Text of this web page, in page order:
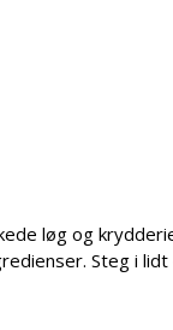
løg og
Steg i lidt